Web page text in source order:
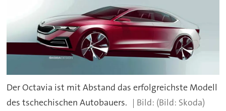
Der Octavia ist mit Abstand das erfolgreichste Modell
des tschechischen Autobauers.
(Bild: Skoda)